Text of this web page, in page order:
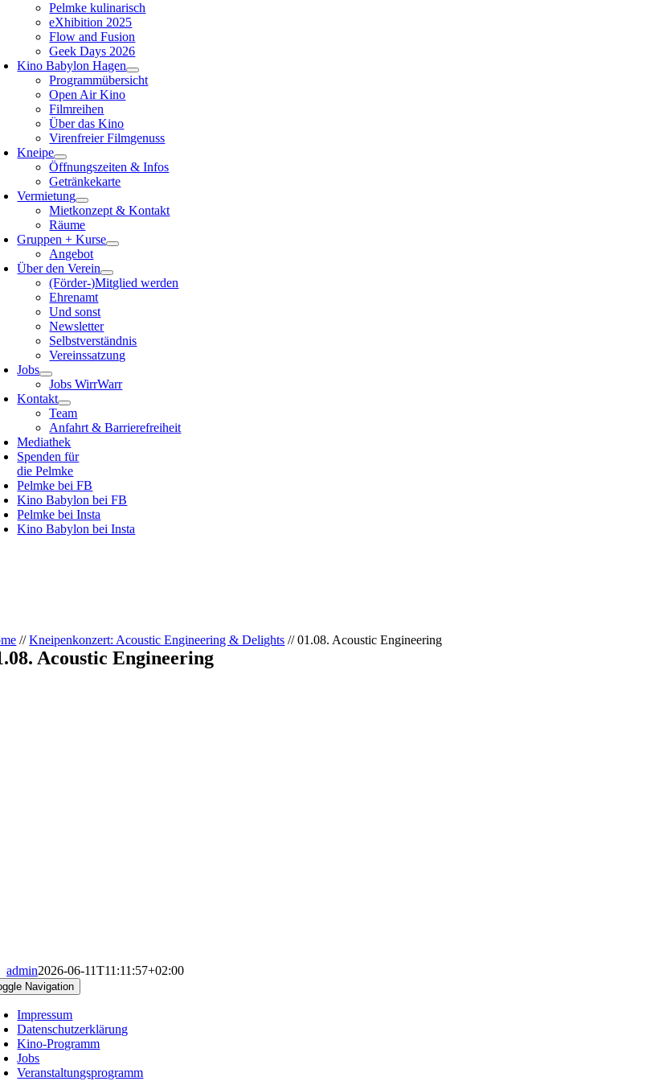
Pelmke kulinarisch
eXhibition 2025
Flow and Fusion
Geek Days 2026
Kino Babylon Hagen
Programmübersicht
Open Air Kino
Filmreihen
Über das Kino
Virenfreier Filmgenuss
Kneipe
Öffnungszeiten & Infos
Getränkekarte
Vermietung
Mietkonzept & Kontakt
Räume
Gruppen + Kurse
Angebot
Über den Verein
(Förder-)Mitglied werden
Ehrenamt
Und sonst
Newsletter
Selbstverständnis
Vereinssatzung
Jobs
Jobs WirrWarr
Kontakt
Team
Anfahrt & Barrierefreiheit
Mediathek
Spenden für
die Pelmke
Pelmke bei FB
Kino Babylon bei FB
Pelmke bei Insta
Kino Babylon bei Insta
//Kneipenkonzert: Acoustic Engineering & Delights //01.08. Acoustic Engineering
Acoustic Engineering
admin2026-06-11T11:11:57+02:00
Navigation
Impressum
Datenschutzerklärung
Kino-Programm
Jobs
Veranstaltungsprogramm